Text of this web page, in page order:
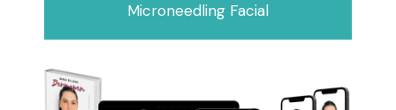
Microneedling Facial